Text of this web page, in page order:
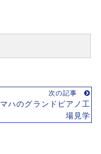
次の記事
ハのグランドピアノ工
場見学